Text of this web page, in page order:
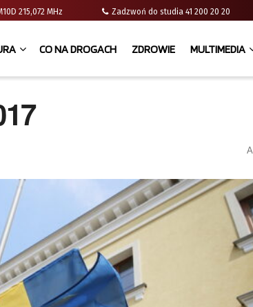
215,072 MHz Zadzwoń do studia 41 200 20 20
CO NA DROGACH ZDROWIE MULTIMEDIA
A